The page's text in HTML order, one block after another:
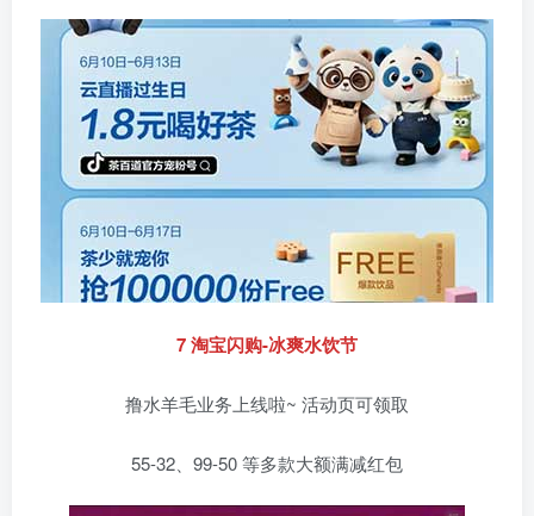
7 淘宝闪购-冰爽水饮节
撸水羊毛业务上线啦~ 活动页可领取
55-32、99-50 等多款大额满减红包